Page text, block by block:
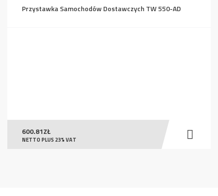
Przystawka Samochodów Dostawczych TW 550-AD
600.81ZŁ
NETTO PLUS 23% VAT